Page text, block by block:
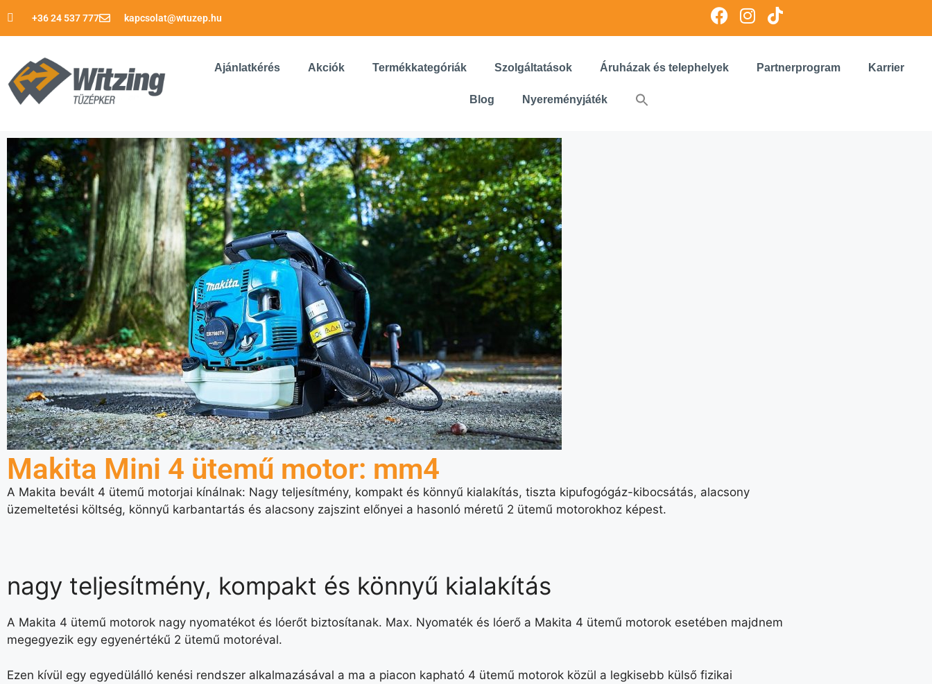
+36 24 537 777 kapcsolat@wtuzep.hu
Ajánlatkérés Akciók Termékkategóriák Szolgáltatások Áruházak és telephelyek Partnerprogram Karrier
Blog Nyereményjáték
Makita Mini 4 ütemű motor: mm4
A Makita bevált 4 ütemű motorjai kínálnak: Nagy teljesítmény, kompakt és könnyű kialakítás, tiszta kipufogógáz-kibocsátás, alacsony
üzemeltetési költség, könnyű karbantartás és alacsony zajszint előnyei a hasonló méretű 2 ütemű motorokhoz képest.
nagy teljesítmény, kompakt és könnyű kialakítás
A Makita 4 ütemű motorok nagy nyomatékot és lóerőt biztosítanak. Max. Nyomaték és lóerő a Makita 4 ütemű motorok esetében majdnem
megegyezik egy egyenértékű 2 ütemű motoréval.
Ezen kívül egy egyedülálló kenési rendszer alkalmazásával a ma a piacon kapható 4 ütemű motorok közül a legkisebb külső fizikai